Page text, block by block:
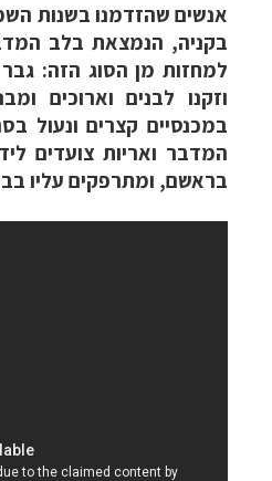
אנשים שהזדמנו בשנות
בקניה, הנמצאת בלב
למחזות מן הסוג הזה:
וזקנו לבנים וארוכים
במכנסיים קצרים ונעול
המדבר ואריות צועדים
בראשם, ומתרפקים עליו